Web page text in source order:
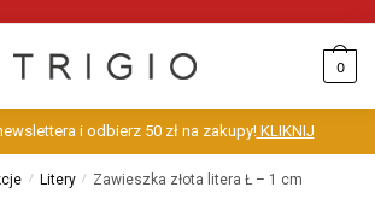
0
i odbierz 50 zł na zakupy!KLIKNIJ
/ Litery / Zawieszka złota litera Ł – 1 cm